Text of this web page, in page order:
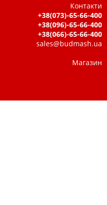
Контакти
+38(073)-65-66-400
+38(096)-65-66-400
+38(066)-65-66-400
sales@budmash.ua
Магазин